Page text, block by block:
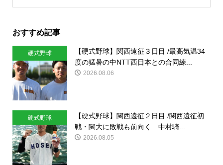
おすすめ記事
硬式野球
【硬式野球】関西遠征３日目 /最高気温34
度の猛暑の中NTT西日本との合同練...
2026.08.06
硬式野球
【硬式野球】関西遠征２日目 /関西遠征初
戦・関大に敗戦も前向く 中村騎...
2026.08.05